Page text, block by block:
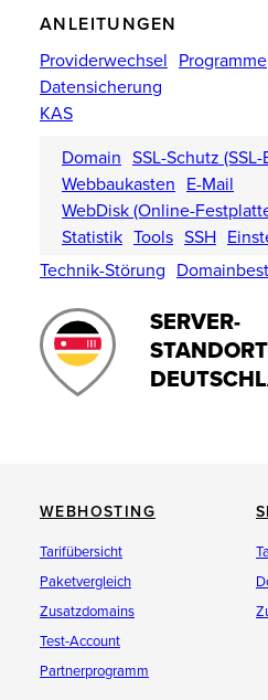
ANLEITUNGEN
Providerwechsel Programme
Datensicherung
KAS
Domain SSL-Schutz
Webbaukasten E-Mail
WebDisk (Online-
Statistik Tools SSH
Technik-Störung
SERVER-
STANDORT
WEBHOSTING
Tarifübersicht
Paketvergleich
Zusatzdomains
Test-Account
Partnerprogramm